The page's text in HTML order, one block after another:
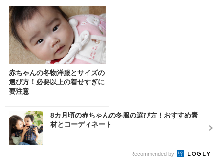
赤ちゃんの冬物洋服とサイズの
選び方！必要以上の着せすぎに
要注意
8カ月頃の赤ちゃんの冬服の選び方！おすすめ素
材とコーディネート
Recommended by